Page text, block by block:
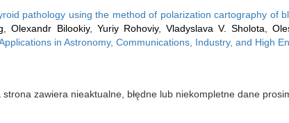
pathology using the method of polarization cartography of
,Olexandr Bilookiy, Yuriy Rohoviy, Vladyslava V. Sholota ,
in Astronomy, Communications, Industry, and High
strona zawiera nieaktualne, błędne lub niekompletne dane